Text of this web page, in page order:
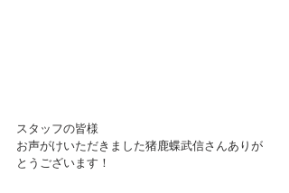
スタッフの皆様
お声がけいただきました猪鹿蝶武信さんありが
とうございます！